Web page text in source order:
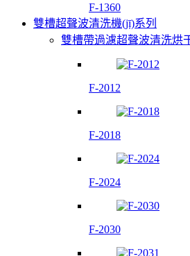
F-1360
雙槽超聲波清洗機(jī)系列
雙槽帶過濾超聲波清洗烘
F-2012
F-2018
F-2024
F-2030